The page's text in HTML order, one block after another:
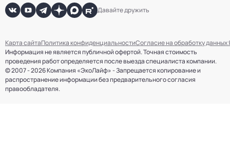
Давайте дружить
Информация не является публичной офертой. Точная стоимость
проведения работ определяется после выезда специалиста компании.
© 2007 - 2026 Компания «ЭкоЛайф» - Запрещается копирование и
распространение информации без предварительного согласия
правообладателя.
Карта сайтаПолитика конфиденциальностиСогласие на обработку